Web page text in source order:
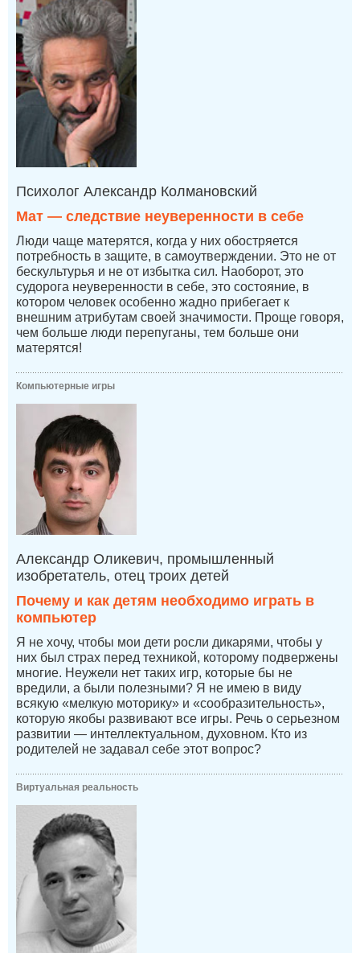
Психолог Александр Колмановский
Мат — следствие неуверенности в себе
Люди чаще матерятся, когда у них обостряется
потребность в защите, в самоутверждении. Это не от
бескультурья и не от избытка сил. Наоборот, это
судорога неуверенности в себе, это состояние, в
котором человек особенно жадно прибегает к
внешним атрибутам своей значимости. Проще говоря,
чем больше люди перепуганы, тем больше они
матерятся!
Компьютерные игры
Александр Оликевич, промышленный
изобретатель, отец троих детей
Почему и как детям необходимо играть в
компьютер
Я не хочу, чтобы мои дети росли дикарями, чтобы у
них был страх перед техникой, которому подвержены
многие. Неужели нет таких игр, которые бы не
вредили, а были полезными? Я не имею в виду
всякую «мелкую моторику» и «сообразительность»,
которую якобы развивают все игры. Речь о серьезном
развитии — интеллектуальном, духовном. Кто из
родителей не задавал себе этот вопрос?
Виртуальная реальность